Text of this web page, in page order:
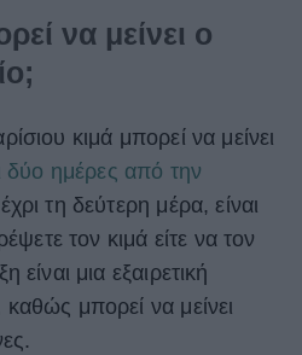
να μείνει ο
κιμά μπορεί να μείνει
δύο ημέρες από την
τη δεύτερη μέρα, είναι
τον κιμά είτε να τον
μια εξαιρετική
μπορεί να μείνει